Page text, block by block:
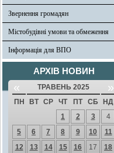
Звернення громадян
Містобудівні умови та обмеження
Інформація для ВПО
АРХІВ НОВИН
« ТРАВЕНЬ 2025 »
ПН ВТ СР ЧТ ПТ СБ
НД
1
2 3
4
5
6 7 8 9 10
11
12
13 14 15 16 17
18